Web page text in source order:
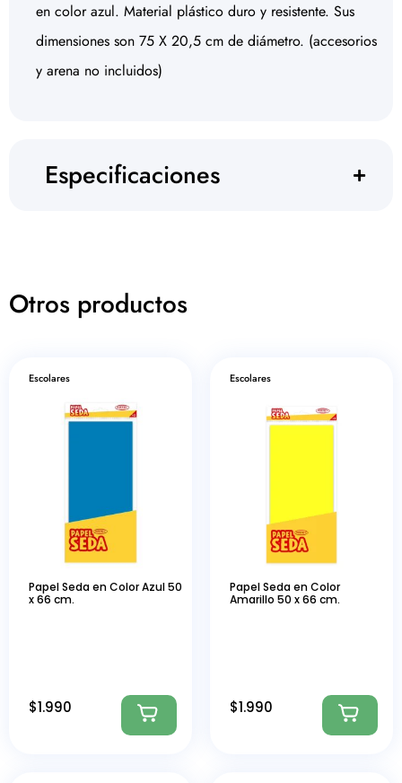
en color azul. Material plástico duro y resistente. Sus
dimensiones son 75 X 20,5 cm de diámetro. (accesorios
y arena no incluidos)
Especificaciones
Otros productos
Escolares
Papel Seda en Color Azul 50
x 66 cm.
$1.990
Escolares
Papel Seda en Color
Amarillo 50 x 66 cm.
$1.990